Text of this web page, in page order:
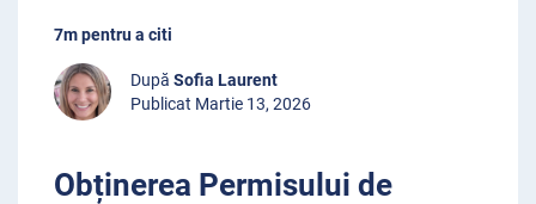
7m pentru a citi
După Sofia Laurent
Publicat Martie 13, 2026
Obținerea Permisului de